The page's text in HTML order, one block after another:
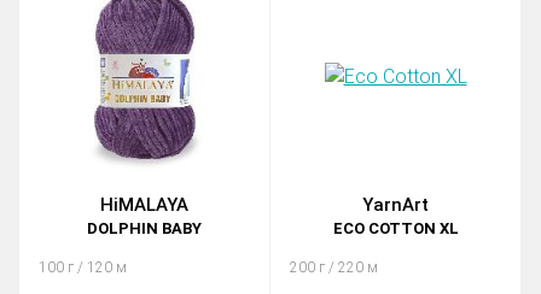
HiMALAYA
DOLPHIN BABY
100 г / 120 м
YarnArt
ECO COTTON XL
200 г / 220 м